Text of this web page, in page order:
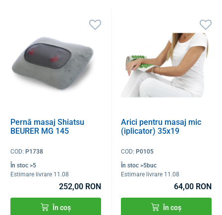
Pernă masaj Shiatsu
BEURER MG 145
COD: P1738
În stoc >5
Estimare livrare 11.08
252,00 RON
În coș
Arici pentru masaj mic
(iplicator) 35x19
COD: P0105
În stoc >5buc
Estimare livrare 11.08
64,00 RON
În coș